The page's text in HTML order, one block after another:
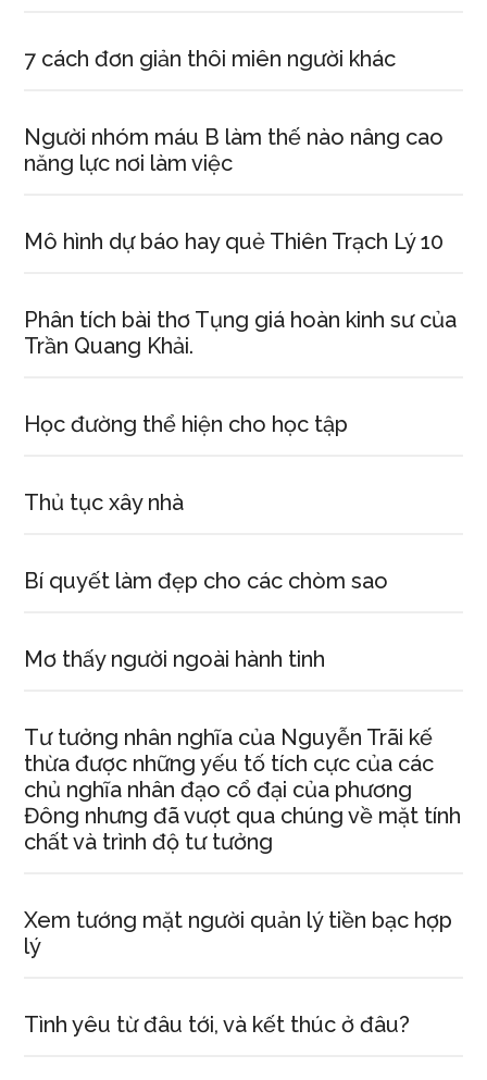
7 cách đơn giản thôi miên người khác
Người nhóm máu B làm thế nào nâng cao
năng lực nơi làm việc
Mô hình dự báo hay quẻ Thiên Trạch Lý 10
Phân tích bài thơ Tụng giá hoàn kinh sư của
Trần Quang Khải.
Học đường thể hiện cho học tập
Thủ tục xây nhà
Bí quyết làm đẹp cho các chòm sao
Mơ thấy người ngoài hành tinh
Tư tưởng nhân nghĩa của Nguyễn Trãi kế
thừa được những yếu tố tích cực của các
chủ nghĩa nhân đạo cổ đại của phương
Đông nhưng đã vượt qua chúng về mặt tính
chất và trình độ tư tưởng
Xem tướng mặt người quản lý tiền bạc hợp
lý
Tình yêu từ đâu tới, và kết thúc ở đâu?